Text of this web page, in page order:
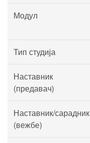
Модул
Тип студија
Наставник
(предавач)
Наставник/сарадник
(вежбе)